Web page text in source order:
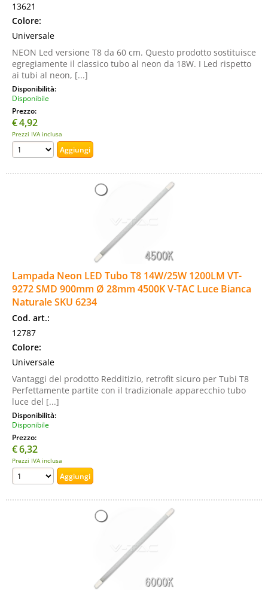
13621
Colore:
Universale
NEON Led versione T8 da 60 cm. Questo prodotto sostituisce
egregiamente il classico tubo al neon da 18W. I Led rispetto
ai tubi al neon, [...]
Disponibilità:
Disponibile
Prezzo:
€4,92
Prezzi IVA inclusa
Lampada Neon LED Tubo T8 14W/25W 1200LM VT-
9272 SMD 900mm Ø 28mm 4500K V-TAC Luce Bianca
Naturale SKU 6234
Cod. art.:
12787
Colore:
Universale
Vantaggi del prodotto Redditizio, retrofit sicuro per Tubi T8
Perfettamente partite con il tradizionale apparecchio tubo
luce del [...]
Disponibilità:
Disponibile
Prezzo:
€6,32
Prezzi IVA inclusa